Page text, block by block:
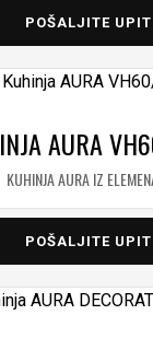
POŠALJITE UPIT
AURA
KUHINJA AURA IZ
POŠALJITE UPIT